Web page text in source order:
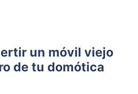
un móvil viejo
de tu domótica